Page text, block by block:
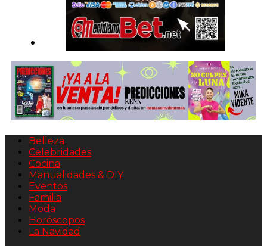
Belleza
Celebridades
Cocina
Manualidades & DIY
Eventos
Familia
Moda
Horóscopos
La Navidad